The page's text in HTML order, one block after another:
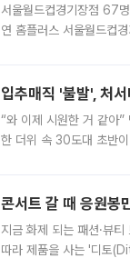
서울월드컵경기장점 67
연 홈플러스 서울월드컵
입추매직 '불발', 처
“와 이제 시원한 거 같아
한 더위 속 30도대 초반
콘서트 갈 때 응원
지금 화제 되는 패션·뷰
따라 제품을 사는 '디토